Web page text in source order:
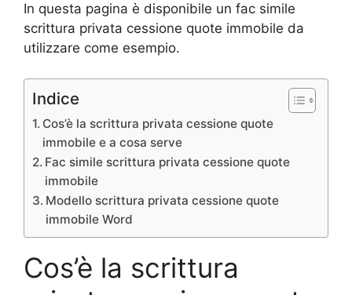
In questa pagina è disponibile un fac simile
scrittura privata cessione quote immobile da
utilizzare come esempio.
Indice
Cos’è la scrittura privata cessione quote
immobile e a cosa serve
Fac simile scrittura privata cessione quote
immobile
Modello scrittura privata cessione quote
immobile Word
Cos’è la scrittura